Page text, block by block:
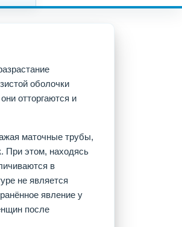
оболочки
отторгаются и
маточные трубы,
При этом, находясь
в
не является
явление у
после